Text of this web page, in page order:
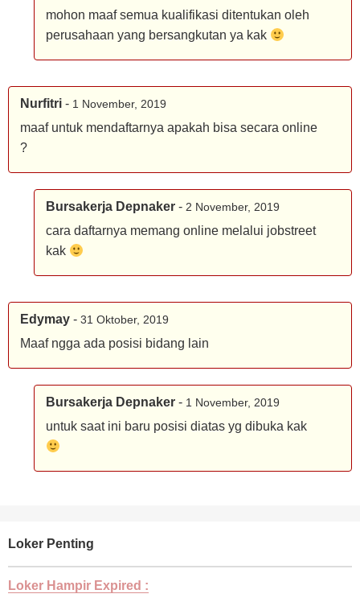
mohon maaf semua kualifikasi ditentukan oleh
perusahaan yang bersangkutan ya kak
Nurfitri - 1 November, 2019
maaf untuk mendaftarnya apakah bisa secara online
?
Bursakerja Depnaker - 2 November, 2019
cara daftarnya memang online melalui jobstreet
kak
Edymay - 31 Oktober, 2019
Maaf ngga ada posisi bidang lain
Bursakerja Depnaker - 1 November, 2019
untuk saat ini baru posisi diatas yg dibuka kak
Loker Penting
Loker Hampir Expired :